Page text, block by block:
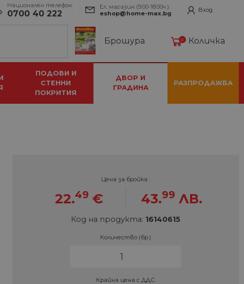
Национален телефон:
0700 40 222
Ел. магазин (9:00-18:00ч.):
eshop@home-max.bg
Вход
Брошура 0 Количка
ПОДОВИ И
СТЕННИ
ПОКРИТИЯ
ДВОР И
ГРАДИНА
РАЗПРОДАЖБА
Цена за бройка :
22.49 € 43.99 ЛВ.
Код на продукта: 16140615
Количество (бр.)
Крайна цена с ДДС